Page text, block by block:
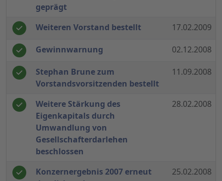
geprägt
Weiteren Vorstand bestellt 17.02.2009
Gewinnwarnung 02.12.2008
Stephan Brune zum
Vorstandsvorsitzenden bestellt
11.09.2008
Weitere Stärkung des
Eigenkapitals durch
Umwandlung von
Gesellschafterdarlehen
beschlossen
28.02.2008
Konzernergebnis 2007 erneut
25.02.2008